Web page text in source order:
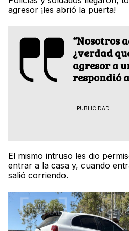
agresor ¡les abrió la puerta!
“Nosotros
¿verdad
agresor a
respondió
PUBLICIDAD
El mismo intruso les dio
entrar a la casa y, cuando
salió corriendo.